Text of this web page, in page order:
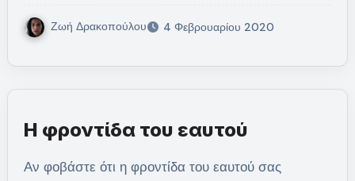
Ζωή Δρακοπούλου 4 Φεβρουαρίου 2020
Η φροντίδα του εαυτού
Αν φοβάστε ότι η φροντίδα του εαυτού σας